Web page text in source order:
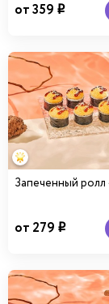
от 359 i
Запеченный
от 279 i